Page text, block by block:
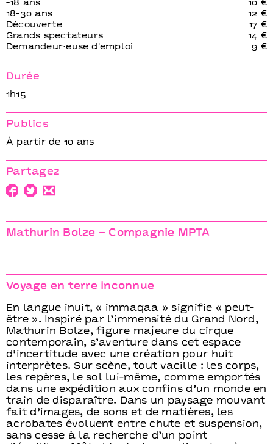
Mathurin Bolze − Compagnie MPTA
Voyage en terre inconnue
En langue inuit, « immaqaa » signifie « peut-
être ». Inspiré par l’immensité du Grand Nord,
Mathurin Bolze, figure majeure du cirque
contemporain, s’aventure dans cet espace
d’incertitude avec une création pour huit
interprètes. Sur scène, tout vacille : les corps,
les repères, le sol lui-même, comme emportés
dans une expédition aux confins d’un monde en
train de disparaître. Dans un paysage mouvant
fait d’images, de sons et de matières, les
acrobates évoluent entre chute et suspension,
sans cesse à la recherche d’un point
-18 ans
10 €
18-30 ans
12 €
Découverte
17 €
Grands spectateurs
14 €
Demandeur⋅euse d'emploi
9 €
Durée
1h15
Publics
À partir de 10 ans
Partagez